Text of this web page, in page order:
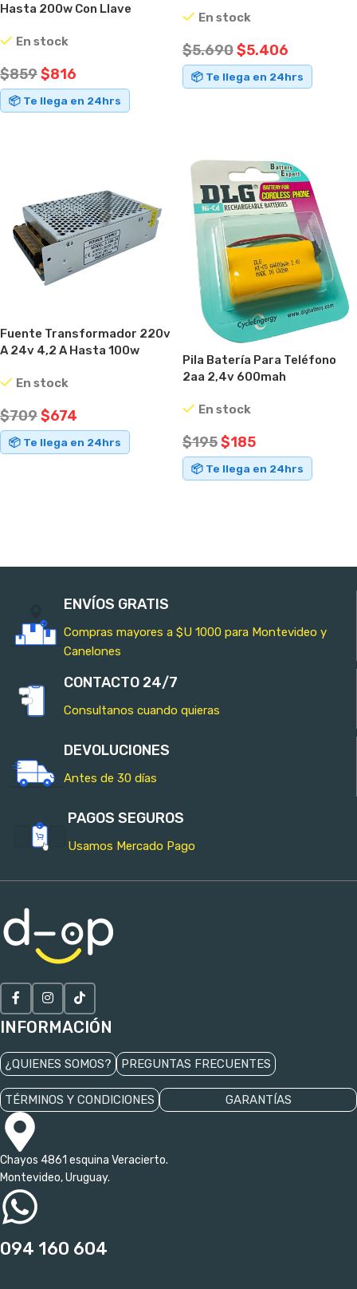
Hasta 200w Con Llave
En stock
$859$816
📦 Te llega en 24hrs
En stock
$5.690$5.406
📦 Te llega en 24hrs
Fuente Transformador 220v
A 24v 4,2 A Hasta 100w
En stock
$709$674
📦 Te llega en 24hrs
Pila Batería Para Teléfono
2aa 2,4v 600mah
En stock
$195$185
📦 Te llega en 24hrs
ENVÍOS GRATIS
Compras mayores a $U 1000 para Montevideo y
Canelones
CONTACTO 24/7
Consultanos cuando quieras
DEVOLUCIONES
Antes de 30 días
PAGOS SEGUROS
Usamos Mercado Pago
INFORMACIÓN
¿QUIENES SOMOS? PREGUNTAS FRECUENTES
TÉRMINOS Y CONDICIONES GARANTÍAS
Chayos 4861 esquina Veracierto.
Montevideo, Uruguay.
094 160 604